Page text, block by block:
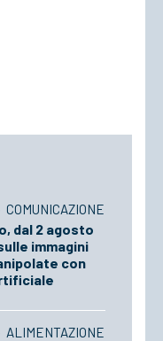
COMUNICAZIONE
dal 2 agosto
immagini
con
ALIMENTAZIONE